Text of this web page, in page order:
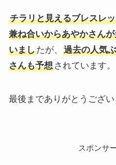
チラリと見えるブレスレ
兼ね合いからあやかさん
いましたが、 過去の人気
さんも予想されています。
最後までありがとうござい
スポンサ